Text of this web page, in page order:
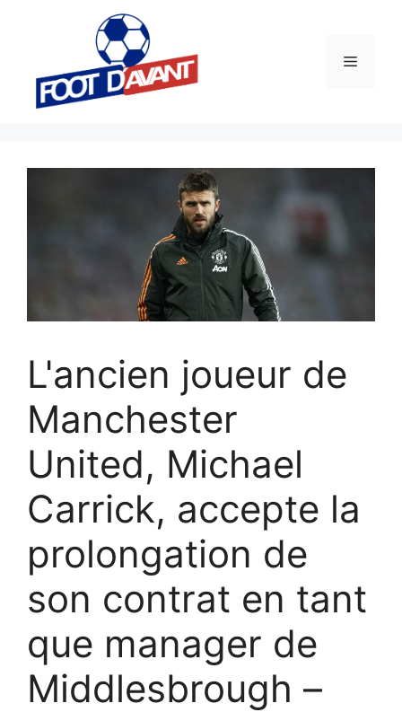
Menu
L'ancien joueur de
Manchester
United, Michael
Carrick, accepte la
prolongation de
son contrat en tant
que manager de
Middlesbrough –